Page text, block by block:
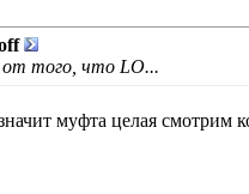
от того, что LO...
муфта целая